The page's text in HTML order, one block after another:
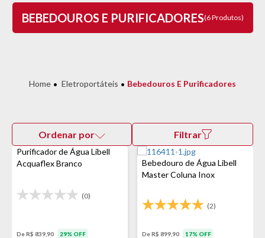
BEBEDOUROS E PURIFICADORES(6 Produtos)
Eletroportáteis Bebedouros E Purificadores
Ordenar por Filtrar
Purificador de Água Libell
Acquaflex Branco
(0)
De R$ 839,90 29% OFF
Bebedouro de Água Libell
Master Coluna Inox
(2)
De R$ 899,90 17% OFF